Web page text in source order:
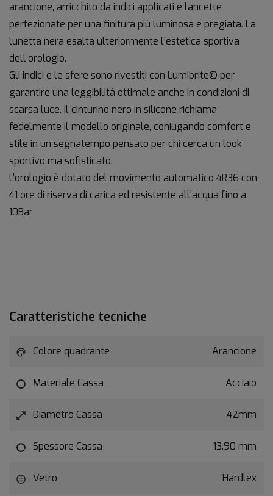
arancione, arricchito da indici applicati e lancette
perfezionate per una finitura più luminosa e pregiata. La
lunetta nera esalta ulteriormente l’estetica sportiva
dell’orologio.
Gli indici e le sfere sono rivestiti con Lumibrite© per
garantire una leggibilità ottimale anche in condizioni di
scarsa luce. Il cinturino nero in silicone richiama
fedelmente il modello originale, coniugando comfort e
stile in un segnatempo pensato per chi cerca un look
sportivo ma sofisticato.
L'orologio è dotato del movimento automatico 4R36 con
41 ore di riserva di carica ed resistente all'acqua fino a
10Bar
Caratteristiche tecniche
Colore quadrante Arancione
Materiale Cassa Acciaio
Diametro Cassa 42mm
Spessore Cassa 13.90 mm
Vetro Hardlex